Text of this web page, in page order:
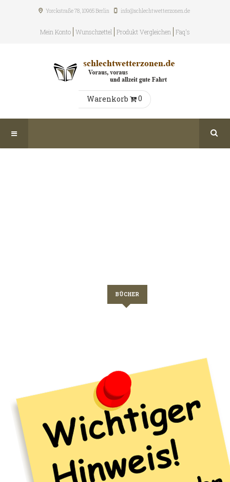
Yorckstraße 78, 10965Berlin info@schlechtwetterzonen.de
Mein Konto Wunschzettel Produkt Vergleichen Faq's
Warenkorb 0
BÜCHER